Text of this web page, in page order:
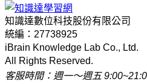
知識達數位科技股份有限公司
統編：27738925
iBrain Knowledge Lab Co., Ltd.
All Rights Reserved.
客服時間：週一～週五